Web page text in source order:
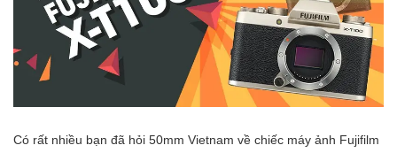
Có rất nhiều bạn đã hỏi 50mm Vietnam về chiếc máy ảnh Fujifilm